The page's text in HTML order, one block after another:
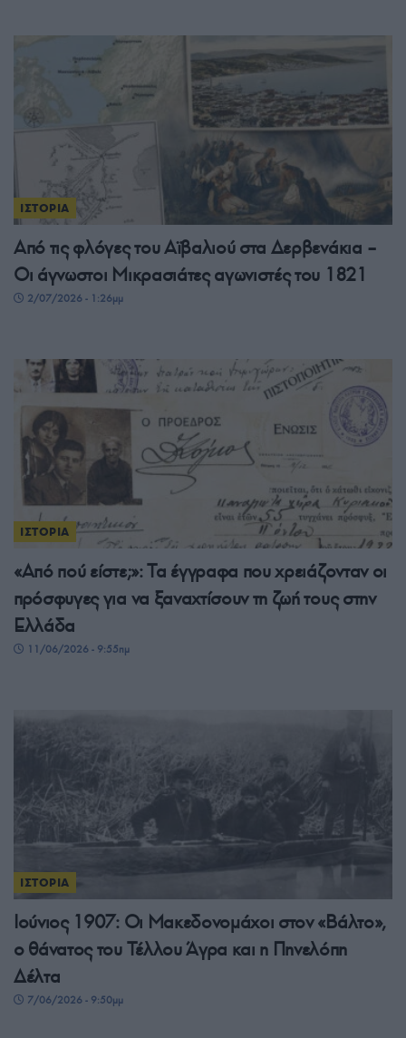
ΙΣΤΟΡΙΑ
Από τις φλόγες του Αϊβαλιού στα Δερβενάκια –
Οι άγνωστοι Μικρασιάτες αγωνιστές του 1821
2/07/2026 - 1:26μμ
ΙΣΤΟΡΙΑ
«Από πού είστε;»: Τα έγγραφα που χρειάζονταν οι
πρόσφυγες για να ξαναχτίσουν τη ζωή τους στην
Ελλάδα
11/06/2026 - 9:55πμ
ΙΣΤΟΡΙΑ
Ιούνιος 1907: Οι Μακεδονομάχοι στον «Βάλτο»,
ο θάνατος του Τέλλου Άγρα και η Πηνελόπη
Δέλτα
7/06/2026 - 9:50μμ